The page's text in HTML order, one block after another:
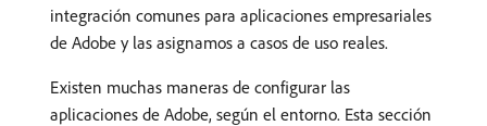
integración comunes para aplicaciones empresariales
de Adobe y las asignamos a casos de uso reales.
Existen muchas maneras de configurar las
aplicaciones de Adobe, según el entorno. Esta sección